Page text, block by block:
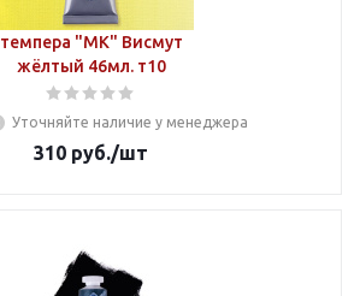
темпера "МК" Висмут
жёлтый 46мл. т10
Уточняйте наличие у менеджера
310 руб./шт